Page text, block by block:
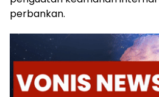
perbankan.